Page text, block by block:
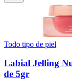
Todo tipo de piel
Labial Jelling
de 5gr